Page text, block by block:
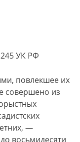
245 УК РФ
повлекшее их
совершено из
—
восьмидесяти